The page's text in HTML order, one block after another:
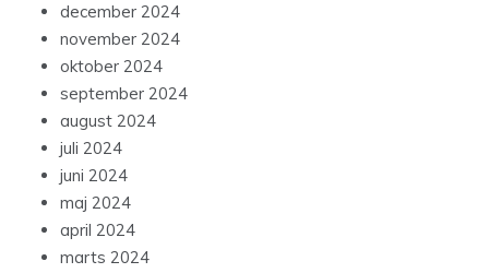
december 2024
november 2024
oktober 2024
september 2024
august 2024
juli 2024
juni 2024
maj 2024
april 2024
marts 2024